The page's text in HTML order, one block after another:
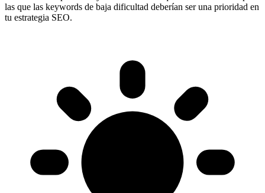
las que las keywords de baja dificultad deberían ser una prioridad en
tu estrategia SEO.